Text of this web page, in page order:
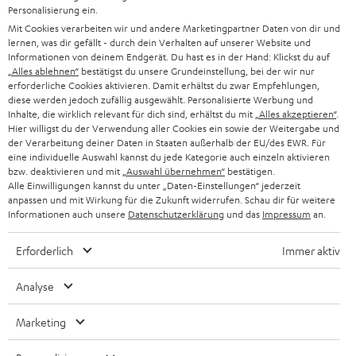
e
n
T
a
b
ö
n
e
n
Audio-Lexikon
Ratgeber
Wissen
Inside
Entertainment
Shop
Im neuen Tab öffnen
Kontakt
Newsletter
Netiquette
Daten-Einstellungen
Impressum
English
Français
Nederlands
Polski
Personalisierung ein.
Mit Cookies verarbeiten wir und andere Marketingpartner Daten von dir und
lernen, was dir gefällt - durch dein Verhalten auf unserer Website und
Informationen von deinem Endgerät. Du hast es in der Hand: Klickst du auf
„Alles ablehnen“ bestätigst du unsere Grundeinstellung, bei der wir nur
erforderliche Cookies aktivieren. Damit erhältst du zwar Empfehlungen,
diese werden jedoch zufällig ausgewählt. Personalisierte Werbung und
Inhalte, die wirklich relevant für dich sind, erhältst du mit „Alles akzeptieren“.
Hier willigst du der Verwendung aller Cookies ein sowie der Weitergabe und
der Verarbeitung deiner Daten in Staaten außerhalb der EU/des EWR. Für
eine individuelle Auswahl kannst du jede Kategorie auch einzeln aktivieren
bzw. deaktivieren und mit „Auswahl übernehmen“ bestätigen.
Alle Einwilligungen kannst du unter „Daten-Einstellungen“ jederzeit
anpassen und mit Wirkung für die Zukunft widerrufen. Schau dir für weitere
Informationen auch unsere Datenschutzerklärung und das Impressum an.
Erforderlich Immer aktiv
Analyse
Marketing